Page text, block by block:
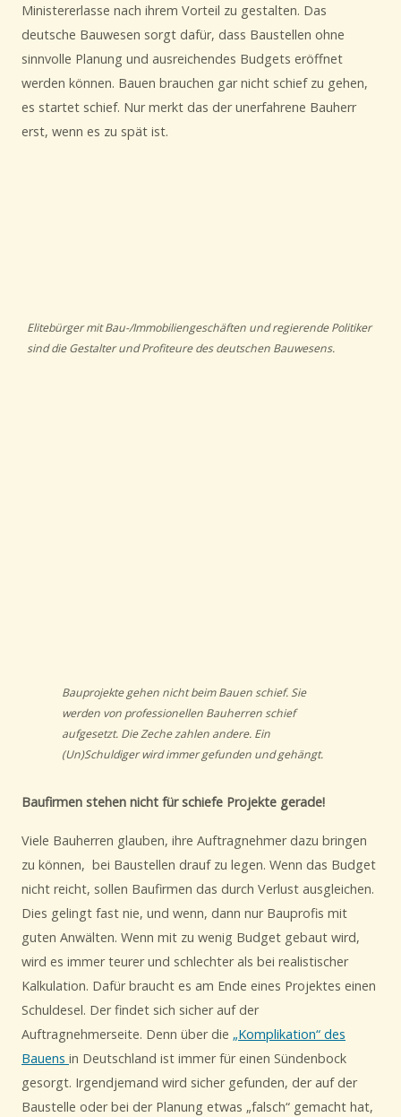
Ministererlasse nach ihrem Vorteil zu gestalten. Das
deutsche Bauwesen sorgt dafür, dass Baustellen ohne
sinnvolle Planung und ausreichendes Budgets eröffnet
werden können. Bauen brauchen gar nicht schief zu gehen,
es startet schief. Nur merkt das der unerfahrene Bauherr
erst, wenn es zu spät ist.
Elitebürger mit Bau-/Immobiliengeschäften und regierende Politiker
sind die Gestalter und Profiteure des deutschen Bauwesens.
Bauprojekte gehen nicht beim Bauen schief. Sie
werden von professionellen Bauherren schief
aufgesetzt. Die Zeche zahlen andere. Ein
(Un)Schuldiger wird immer gefunden und gehängt.
Baufirmen stehen nicht für schiefe Projekte gerade!
Viele Bauherren glauben, ihre Auftragnehmer dazu bringen
zu können, bei Baustellen drauf zu legen. Wenn das Budget
nicht reicht, sollen Baufirmen das durch Verlust ausgleichen.
Dies gelingt fast nie, und wenn, dann nur Bauprofis mit
guten Anwälten. Wenn mit zu wenig Budget gebaut wird,
wird es immer teurer und schlechter als bei realistischer
Kalkulation. Dafür braucht es am Ende eines Projektes einen
Schuldesel. Der findet sich sicher auf der
Auftragnehmerseite. Denn über die „Komplikation“ des
Bauens in Deutschland ist immer für einen Sündenbock
gesorgt. Irgendjemand wird sicher gefunden, der auf der
Baustelle oder bei der Planung etwas „falsch“ gemacht hat,